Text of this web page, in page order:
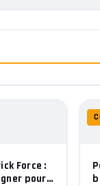
Force :
pour